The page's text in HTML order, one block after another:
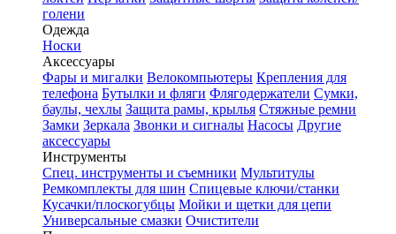
голени
Одежда
Носки
Аксессуары
Фары и мигалки Велокомпьютеры Крепления для
телефона Бутылки и фляги Флягодержатели Сумки,
баулы, чехлы Защита рамы, крылья Стяжные ремни
Замки Зеркала Звонки и сигналы Насосы Другие
аксессуары
Инструменты
Спец. инструменты и съемники Мультитулы
Ремкомплекты для шин Спицевые ключи/станки
Кусачки/плоскогубцы Мойки и щетки для цепи
Универсальные смазки Очистители